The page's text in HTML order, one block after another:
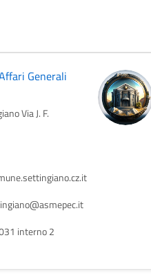
Generali
Via J. F.
interno 2